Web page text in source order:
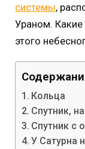
системы,
Ураном. Какие
этого
Кольца
Спутник,
Спутник с
У Сатурна